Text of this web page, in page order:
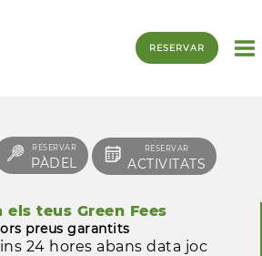
RESERVAR
RESERVAR
PÀDEL
RESERVAR
ACTIVITATS
els teus Green Fees
preus garantits
24 hores abans data joc